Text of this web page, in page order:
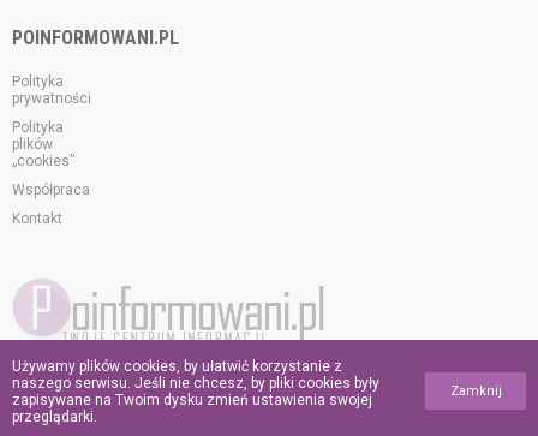
POINFORMOWANI.PL
Polityka
prywatności
Polityka
plików
„cookies”
Współpraca
Kontakt
© 2026 poinformowani.pl.
Wszelkie prawa zastrzeżone.
Używamy plików cookies, by ułatwić korzystanie z
naszego serwisu. Jeśli nie chcesz, by pliki cookies były
zapisywane na Twoim dysku zmień ustawienia swojej
przeglądarki.
Zamknij